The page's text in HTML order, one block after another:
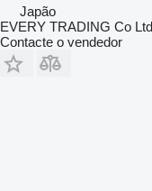
Japão
EVERY TRADING Co Ltd
Contacte o vendedor